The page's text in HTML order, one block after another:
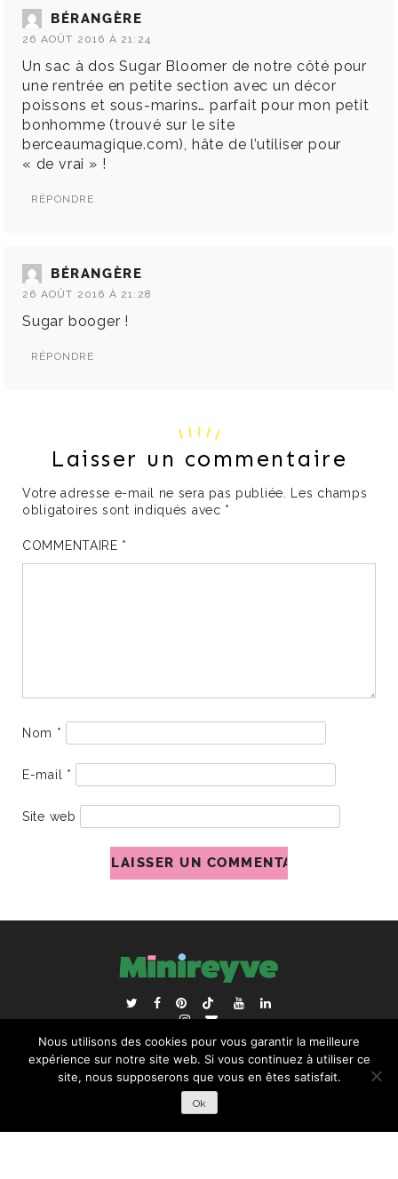
BÉRANGÈRE
26 AOÛT 2016 À 21:24
Un sac à dos Sugar Bloomer de notre côté pour
une rentrée en petite section avec un décor
poissons et sous-marins… parfait pour mon petit
bonhomme (trouvé sur le site
berceaumagique.com), hâte de l’utiliser pour
« de vrai » !
RÉPONDRE
BÉRANGÈRE
26 AOÛT 2016 À 21:28
Sugar booger !
RÉPONDRE
Laisser un commentaire
Votre adresse e-mail ne sera pas publiée. Les champs
obligatoires sont indiqués avec *
COMMENTAIRE *
Nom *
E-mail *
Site web
ACCUEIL BLOGROLL
RECHERCHER :
Nous utilisons des cookies pour vous garantir la meilleure
expérience sur notre site web. Si vous continuez à utiliser ce
site, nous supposerons que vous en êtes satisfait.
Ok